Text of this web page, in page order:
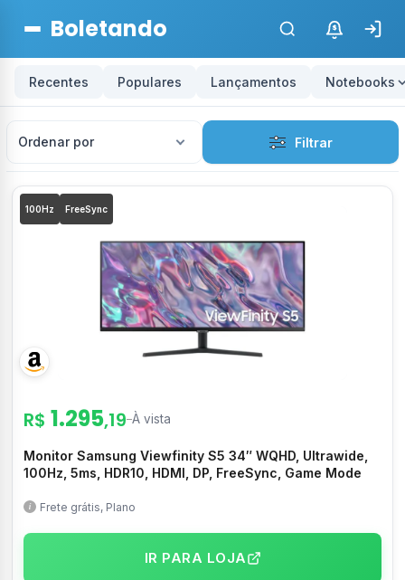
Boletando $
Recentes Populares Lançamentos Notebooks
Ordenar por Filtrar
M100Hz FreeSync
R$ 1.295,19–À vista
Monitor Samsung Viewfinity S5 34″ WQHD, Ultrawide,
100Hz, 5ms, HDR10, HDMI, DP, FreeSync, Game Mode
Frete grátis, Plano
IR PARA LOJA